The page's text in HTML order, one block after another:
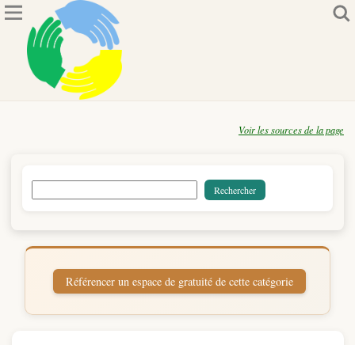
Voir les sources de la page